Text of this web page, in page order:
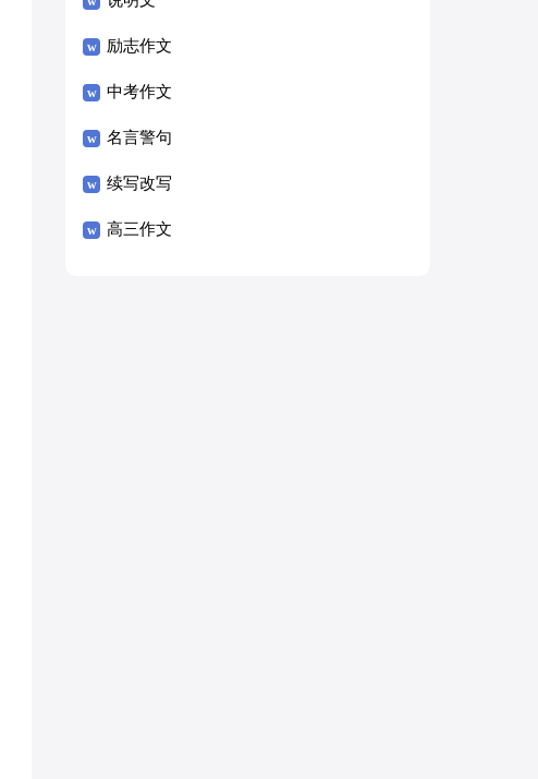
励志作文
中考作文
名言警句
续写改写
高三作文